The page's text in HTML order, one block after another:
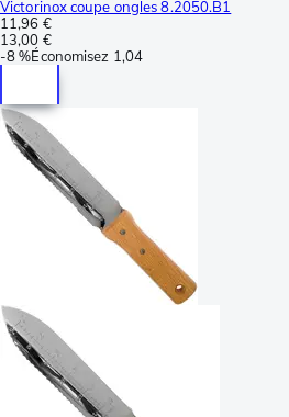
Victorinox coupe ongles 8.2050.B1
11,96 €
13,00 €
-8 %Économisez 1,04